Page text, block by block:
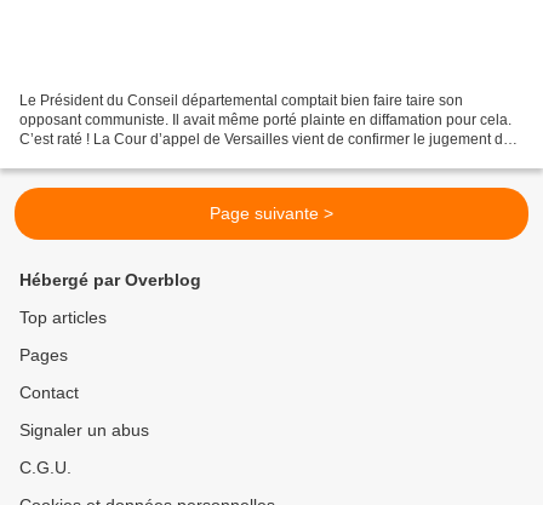
Le Président du Conseil départemental comptait bien faire taire son
opposant communiste. Il avait même porté plainte en diffamation pour cela.
C’est raté ! La Cour d’appel de Versailles vient de confirmer le jugement du
Page suivante >
Hébergé par Overblog
Top articles
Pages
Contact
Signaler un abus
C.G.U.